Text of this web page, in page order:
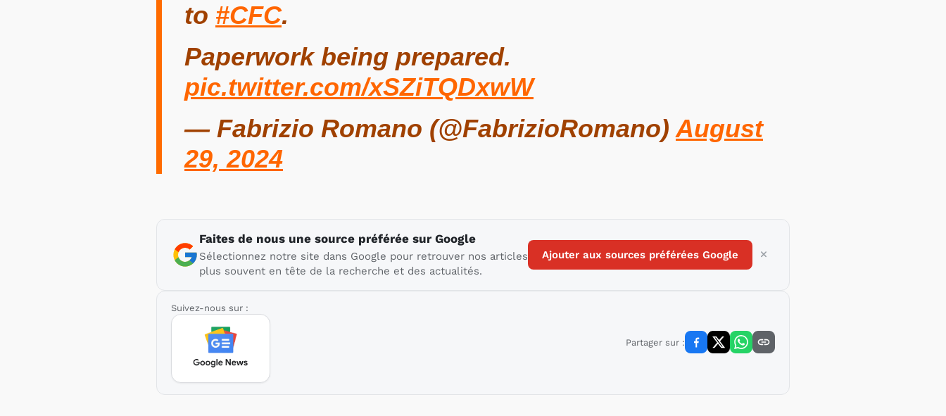
to #CFC.
Paperwork being prepared.
pic.twitter.com/xSZiTQDxwW
— Fabrizio Romano (@FabrizioRomano) August
29, 2024
Faites de nous une source préférée sur Google
Sélectionnez notre site dans Google pour retrouver nos articles
plus souvent en tête de la recherche et des actualités.
Ajouter aux sources préférées Google
Suivez-nous sur :
Partager sur :